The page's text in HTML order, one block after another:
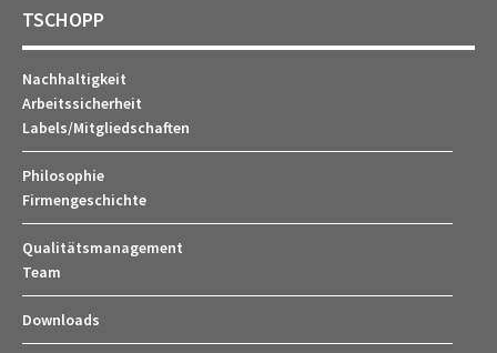
TSCHOPP
Nachhaltigkeit
Arbeitssicherheit
Labels/Mitgliedschaften
Philosophie
Firmengeschichte
Qualitätsmanagement
Team
Downloads